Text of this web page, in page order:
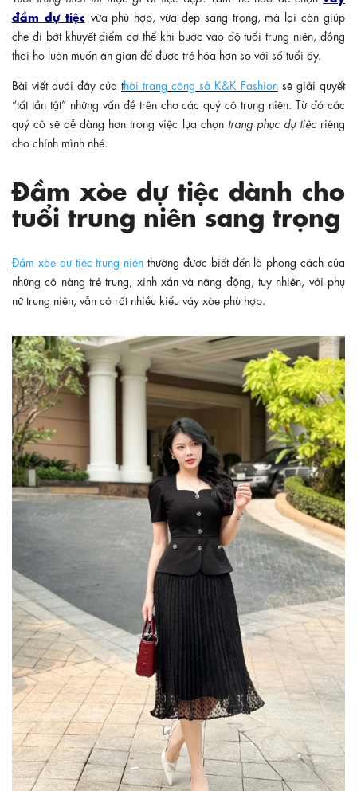
đầm dự tiệc vừa phù hợp, vừa đẹp sang trọng, mà lại còn giúp
che đi bớt khuyết điểm cơ thể khi bước vào độ tuổi trung niên, đồng
thời họ luôn muốn ăn gian để được trẻ hóa hơn so với số tuổi ấy.
Bài viết dưới đây của thời trang công sở K&K Fashion sẽ giải quyết
“tất tần tật” những vấn đề trên cho các quý cô trung niên. Từ đó các
quý cô sẽ dễ dàng hơn trong việc lựa chọn trang phục dự tiệcriêng
cho chính mình nhé.
Đầm xòe dự tiệc dành cho
tuổi trung niên sang trọng
Đầm xòe dự tiệc trung niên thường được biết đến là phong cách của
những cô nàng trẻ trung, xinh xắn và năng động, tuy nhiên, với phụ
nữ trung niên, vẫn có rất nhiều kiểu váy xòe phù hợp.